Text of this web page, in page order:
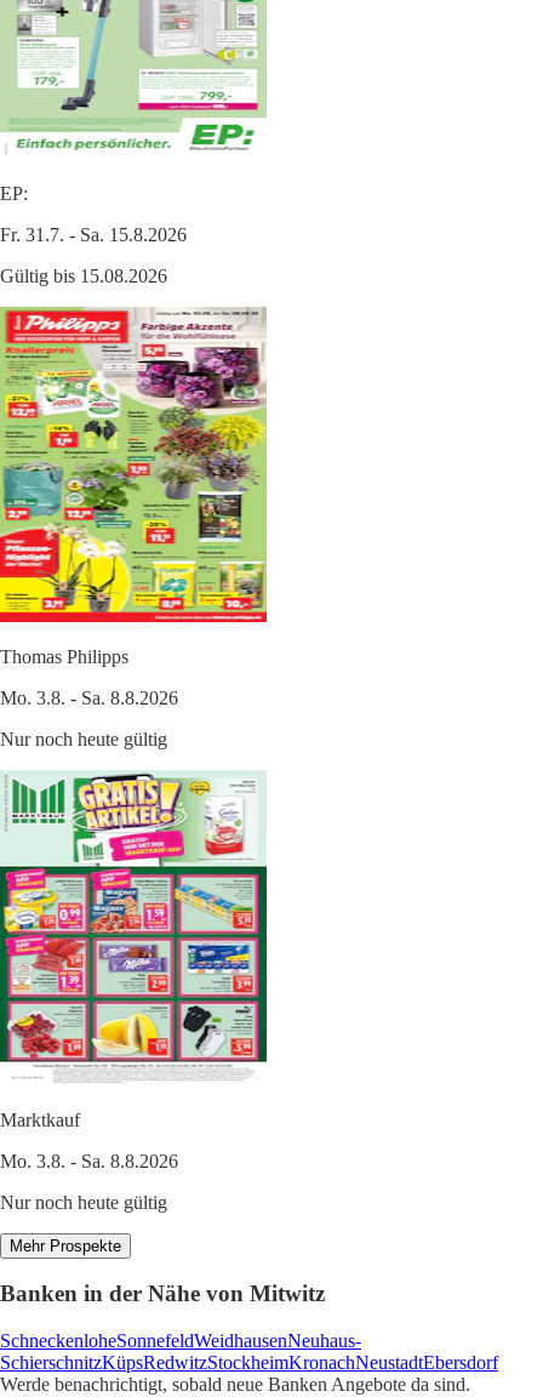
EP:
Fr. 31.7. - Sa. 15.8.2026
Gültig bis 15.08.2026
Thomas Philipps
Mo. 3.8. - Sa. 8.8.2026
Nur noch heute gültig
Marktkauf
Mo. 3.8. - Sa. 8.8.2026
Nur noch heute gültig
Mehr Prospekte
Banken in der Nähe von Mitwitz
SchneckenloheSonnefeldWeidhausenNeuhaus-
SchierschnitzKüpsRedwitzStockheimKronachNeustadtEbersdorf
Werde benachrichtigt, sobald neue Banken Angebote da sind.